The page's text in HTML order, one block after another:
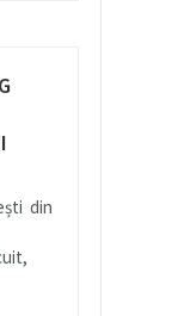
din